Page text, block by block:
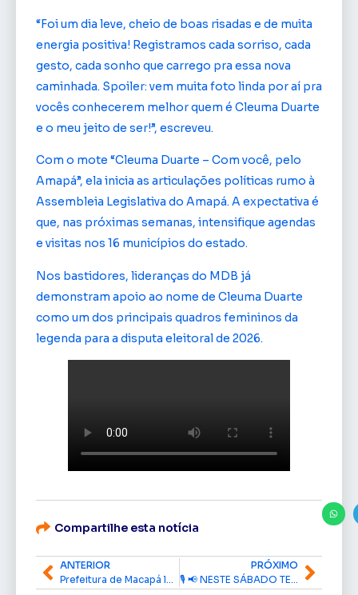
“Foi um dia leve, cheio de boas risadas e de muita
energia positiva! Registramos cada sorriso, cada
gesto, cada sonho que carrego pra essa nova
caminhada. Spoiler: vem muita foto linda por aí pra
vocês conhecerem melhor quem é Cleuma Duarte
e o meu jeito de ser!”, escreveu.
Com o mote “Cleuma Duarte – Com você, pelo
Amapá”, ela inicia as articulações políticas rumo à
Assembleia Legislativa do Amapá. A expectativa é
que, nas próximas semanas, intensifique agendas
e visitas nos 16 municípios do estado.
Nos bastidores, lideranças do MDB já
demonstram apoio ao nome de Cleuma Duarte
como um dos principais quadros femininos da
legenda para a disputa eleitoral de 2026.
Compartilhe esta notícia
ANTERIOR
PRÓXIMO